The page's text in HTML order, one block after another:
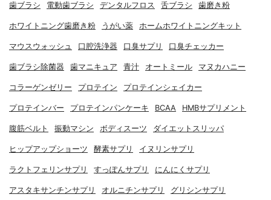
歯ブラシ 電動歯ブラシ デンタルフロス 舌ブラシ 歯磨き粉
ホワイトニング歯磨き粉 うがい薬 ホームホワイトニングキット
マウスウォッシュ 口腔洗浄器 口臭サプリ 口臭チェッカー
歯ブラシ除菌器 歯マニキュア 青汁 オートミール マヌカハニー
コラーゲンゼリー プロテイン プロテインシェイカー
プロテインバー プロテインパンケーキ BCAA HMBサプリメント
腹筋ベルト 振動マシン ボディスーツ ダイエットスリッパ
ヒップアップショーツ 酵素サプリ イヌリンサプリ
ラクトフェリンサプリ すっぽんサプリ にんにくサプリ
アスタキサンチンサプリ オルニチンサプリ グリシンサプリ